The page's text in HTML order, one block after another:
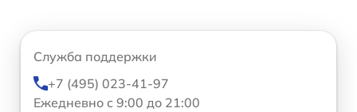
Служба поддержки
+7 (495) 023-41-97
Ежедневно с 9:00 до 21:00